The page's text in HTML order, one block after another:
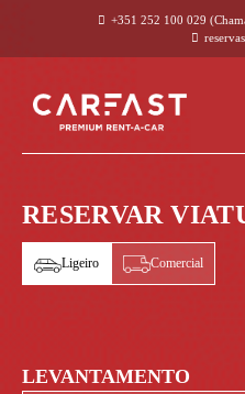
+351 252 100 029
RESERVAR
Ligeiro Comercial
LEVANTAMENTO